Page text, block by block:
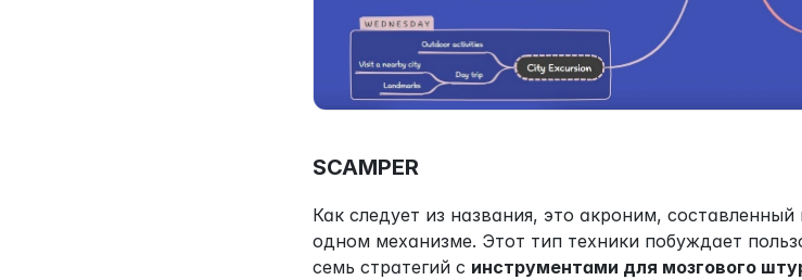
SCAMPER
Как следует из названия, это акроним,
одном механизме. Этот тип техники побуждает
семь стратегий с инструментами для мозгового